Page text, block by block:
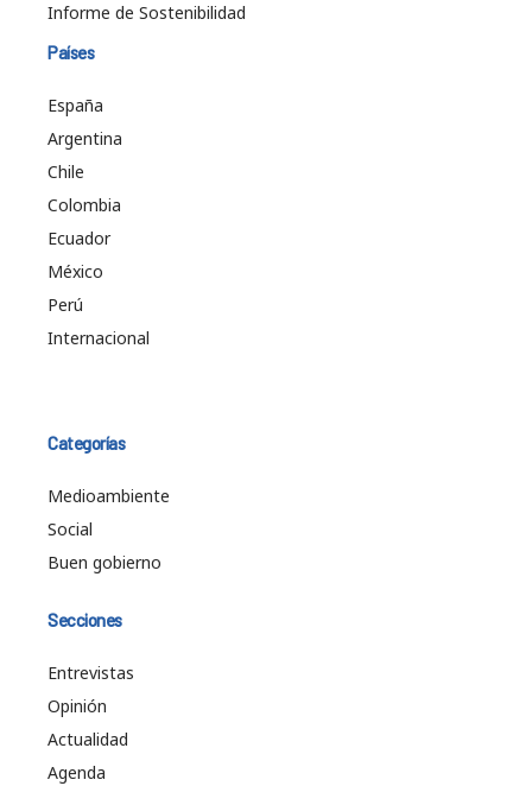
Informe de Sostenibilidad
Países
España
Argentina
Chile
Colombia
Ecuador
México
Perú
Internacional
Categorías
Medioambiente
Social
Buen gobierno
Secciones
Entrevistas
Opinión
Actualidad
Agenda